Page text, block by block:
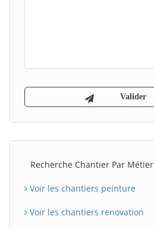
Recherche Chantier Par Métier
Voir les chantiers peinture
Voir les chantiers renovation